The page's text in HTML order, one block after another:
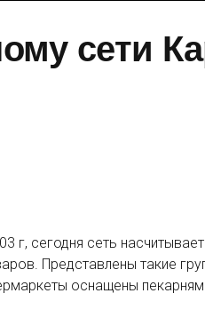
сети
сегодня сеть
Представлены такие
оснащены